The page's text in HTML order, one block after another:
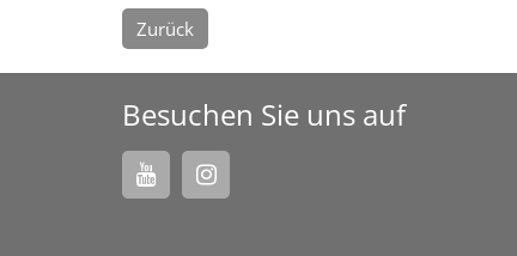
Zurück
Besuchen Sie uns auf